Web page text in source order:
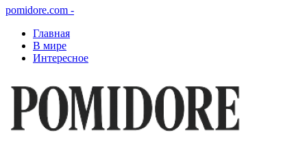
pomidore.com -
Главная
В мире
Интересное